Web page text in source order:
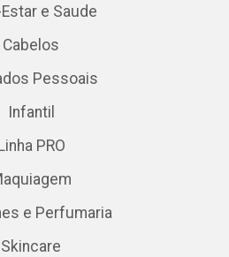
e Saude
Cabelos
Pessoais
Infantil
Linha PRO
e Perfumaria
Skincare